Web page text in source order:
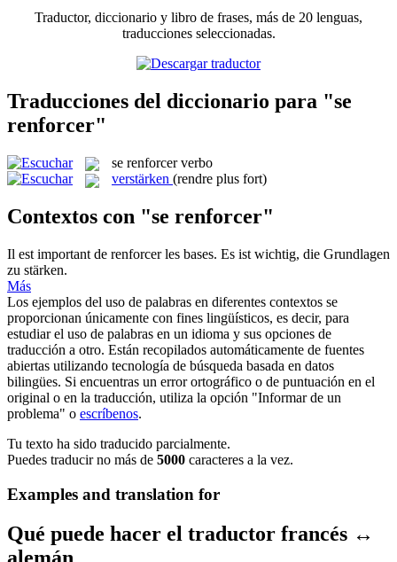
Traductor, diccionario y libro de frases, más de 20 lenguas,
traducciones seleccionadas.
Traducciones del diccionario para "se
renforcer"
se renforcer verbo
verstärken (rendre plus fort)
Contextos con "se renforcer"
Il est important de renforcerles bases. Es ist wichtig, die Grundlagen
zu stärken.
Más
Los ejemplos del uso de palabras en diferentes contextos se
proporcionan únicamente con fines lingüísticos, es decir, para
estudiar el uso de palabras en un idioma y sus opciones de
traducción a otro. Están recopilados automáticamente de fuentes
abiertas utilizando tecnología de búsqueda basada en datos
bilingües. Si encuentras un error ortográfico o de puntuación en el
original o en la traducción, utiliza la opción "Informar de un
problema" o escríbenos.
Tu texto ha sido traducido parcialmente.
Puedes traducir no más de 5000 caracteres a la vez.
Examples and translation for
Qué puede hacer el traductor francés ↔